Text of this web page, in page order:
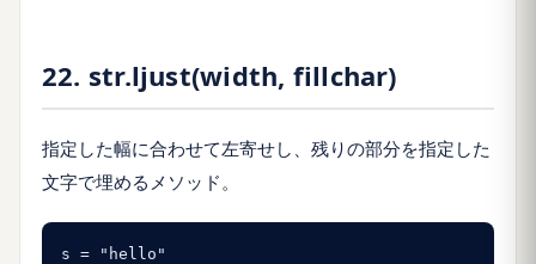
22. str.ljust(width, fillchar)
指定した幅に合わせて左寄せし、残りの部分を指定した
文字で埋めるメソッド。
s = "hello"